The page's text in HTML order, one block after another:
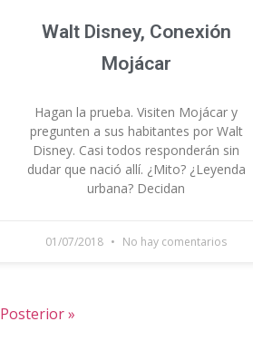
Walt Disney, Conexión
Mojácar
Hagan la prueba. Visiten Mojácar y
pregunten a sus habitantes por Walt
Disney. Casi todos responderán sin
dudar que nació allí. ¿Mito? ¿Leyenda
urbana? Decidan
01/07/2018 No hay comentarios
Posterior »